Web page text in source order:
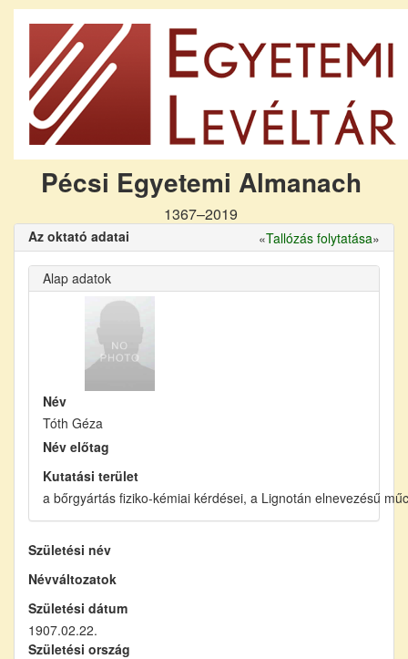
Pécsi Egyetemi Almanach
1367–2019
Az oktató adatai «Tallózás folytatása»
Alap adatok
Név
Tóth Géza
Név előtag
Kutatási terület
a bőrgyártás fiziko-kémiai kérdései, a Lignotán elnevezésű
Születési név
Névváltozatok
Születési dátum
1907.02.22.
Születési ország